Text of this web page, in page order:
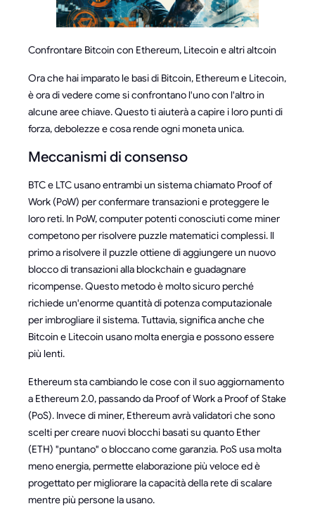
Confrontare Bitcoin con Ethereum, Litecoin e altri altcoin
Ora che hai imparato le basi di Bitcoin, Ethereum e Litecoin,
è ora di vedere come si confrontano l'uno con l'altro in
alcune aree chiave. Questo ti aiuterà a capire i loro punti di
forza, debolezze e cosa rende ogni moneta unica.
Meccanismi di consenso
BTC e LTC usano entrambi un sistema chiamato Proof of
Work (PoW) per confermare transazioni e proteggere le
loro reti. In PoW, computer potenti conosciuti come miner
competono per risolvere puzzle matematici complessi. Il
primo a risolvere il puzzle ottiene di aggiungere un nuovo
blocco di transazioni alla blockchain e guadagnare
ricompense. Questo metodo è molto sicuro perché
richiede un'enorme quantità di potenza computazionale
per imbrogliare il sistema. Tuttavia, significa anche che
Bitcoin e Litecoin usano molta energia e possono essere
più lenti.
Ethereum sta cambiando le cose con il suo aggiornamento
a Ethereum 2.0, passando da Proof of Work a Proof of Stake
(PoS). Invece di miner, Ethereum avrà validatori che sono
scelti per creare nuovi blocchi basati su quanto Ether
(ETH) "puntano" o bloccano come garanzia. PoS usa molta
meno energia, permette elaborazione più veloce ed è
progettato per migliorare la capacità della rete di scalare
mentre più persone la usano.